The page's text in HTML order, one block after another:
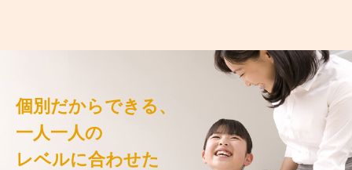
個別だからできる、
一人一人の
レベルに合わせた